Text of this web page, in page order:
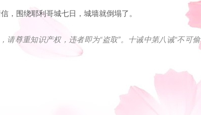
围绕耶利哥城七日，城墙就倒塌了。
请尊重知识产权，违者即为“盗取”。十诫中第八诫“不可偷